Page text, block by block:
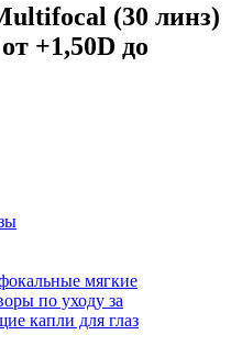
(30 линз)
+1,50D до
мягкие
по уходу за
капли для глаз